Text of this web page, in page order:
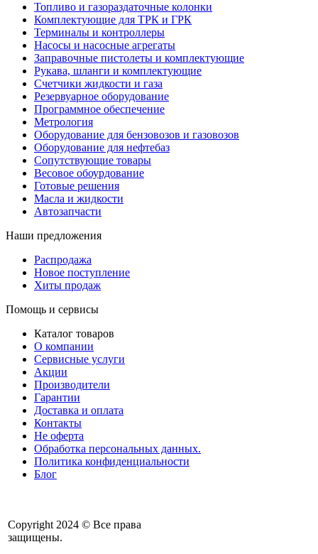
Топливо и газораздаточные колонки
Комплектующие для ТРК и ГРК
Терминалы и контроллеры
Насосы и насосные агрегаты
Заправочные пистолеты и комплектующие
Рукава, шланги и комплектующие
Счетчики жидкости и газа
Резервуарное оборудование
Программное обеспечение
Метрология
Оборудование для бензовозов и газовозов
Оборудование для нефтебаз
Сопутствующие товары
Весовое обоурдование
Готовые решения
Масла и жидкости
Автозапчасти
Наши предложения
Распродажа
Новое поступление
Хиты продаж
Помощь и сервисы
Каталог товаров
О компании
Сервисные услуги
Акции
Производители
Гарантии
Доставка и оплата
Контакты
Не оферта
Обработка персональных данных.
Политика конфиденциальности
Блог
Copyright 2024 © Все права
защищены.